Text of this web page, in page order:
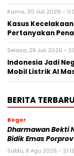
Kamis, 30 Juli 2026 -
Kasus
Pertanyakan
Selasa, 28 Juli 2026 -
Indonesia Jadi
Mobil Listrik AI
BERITA TERBARU
Bogor
Dharmawan Bekti
Bidik Emas Porprov
Sabtu, 8 Agu 2026 -